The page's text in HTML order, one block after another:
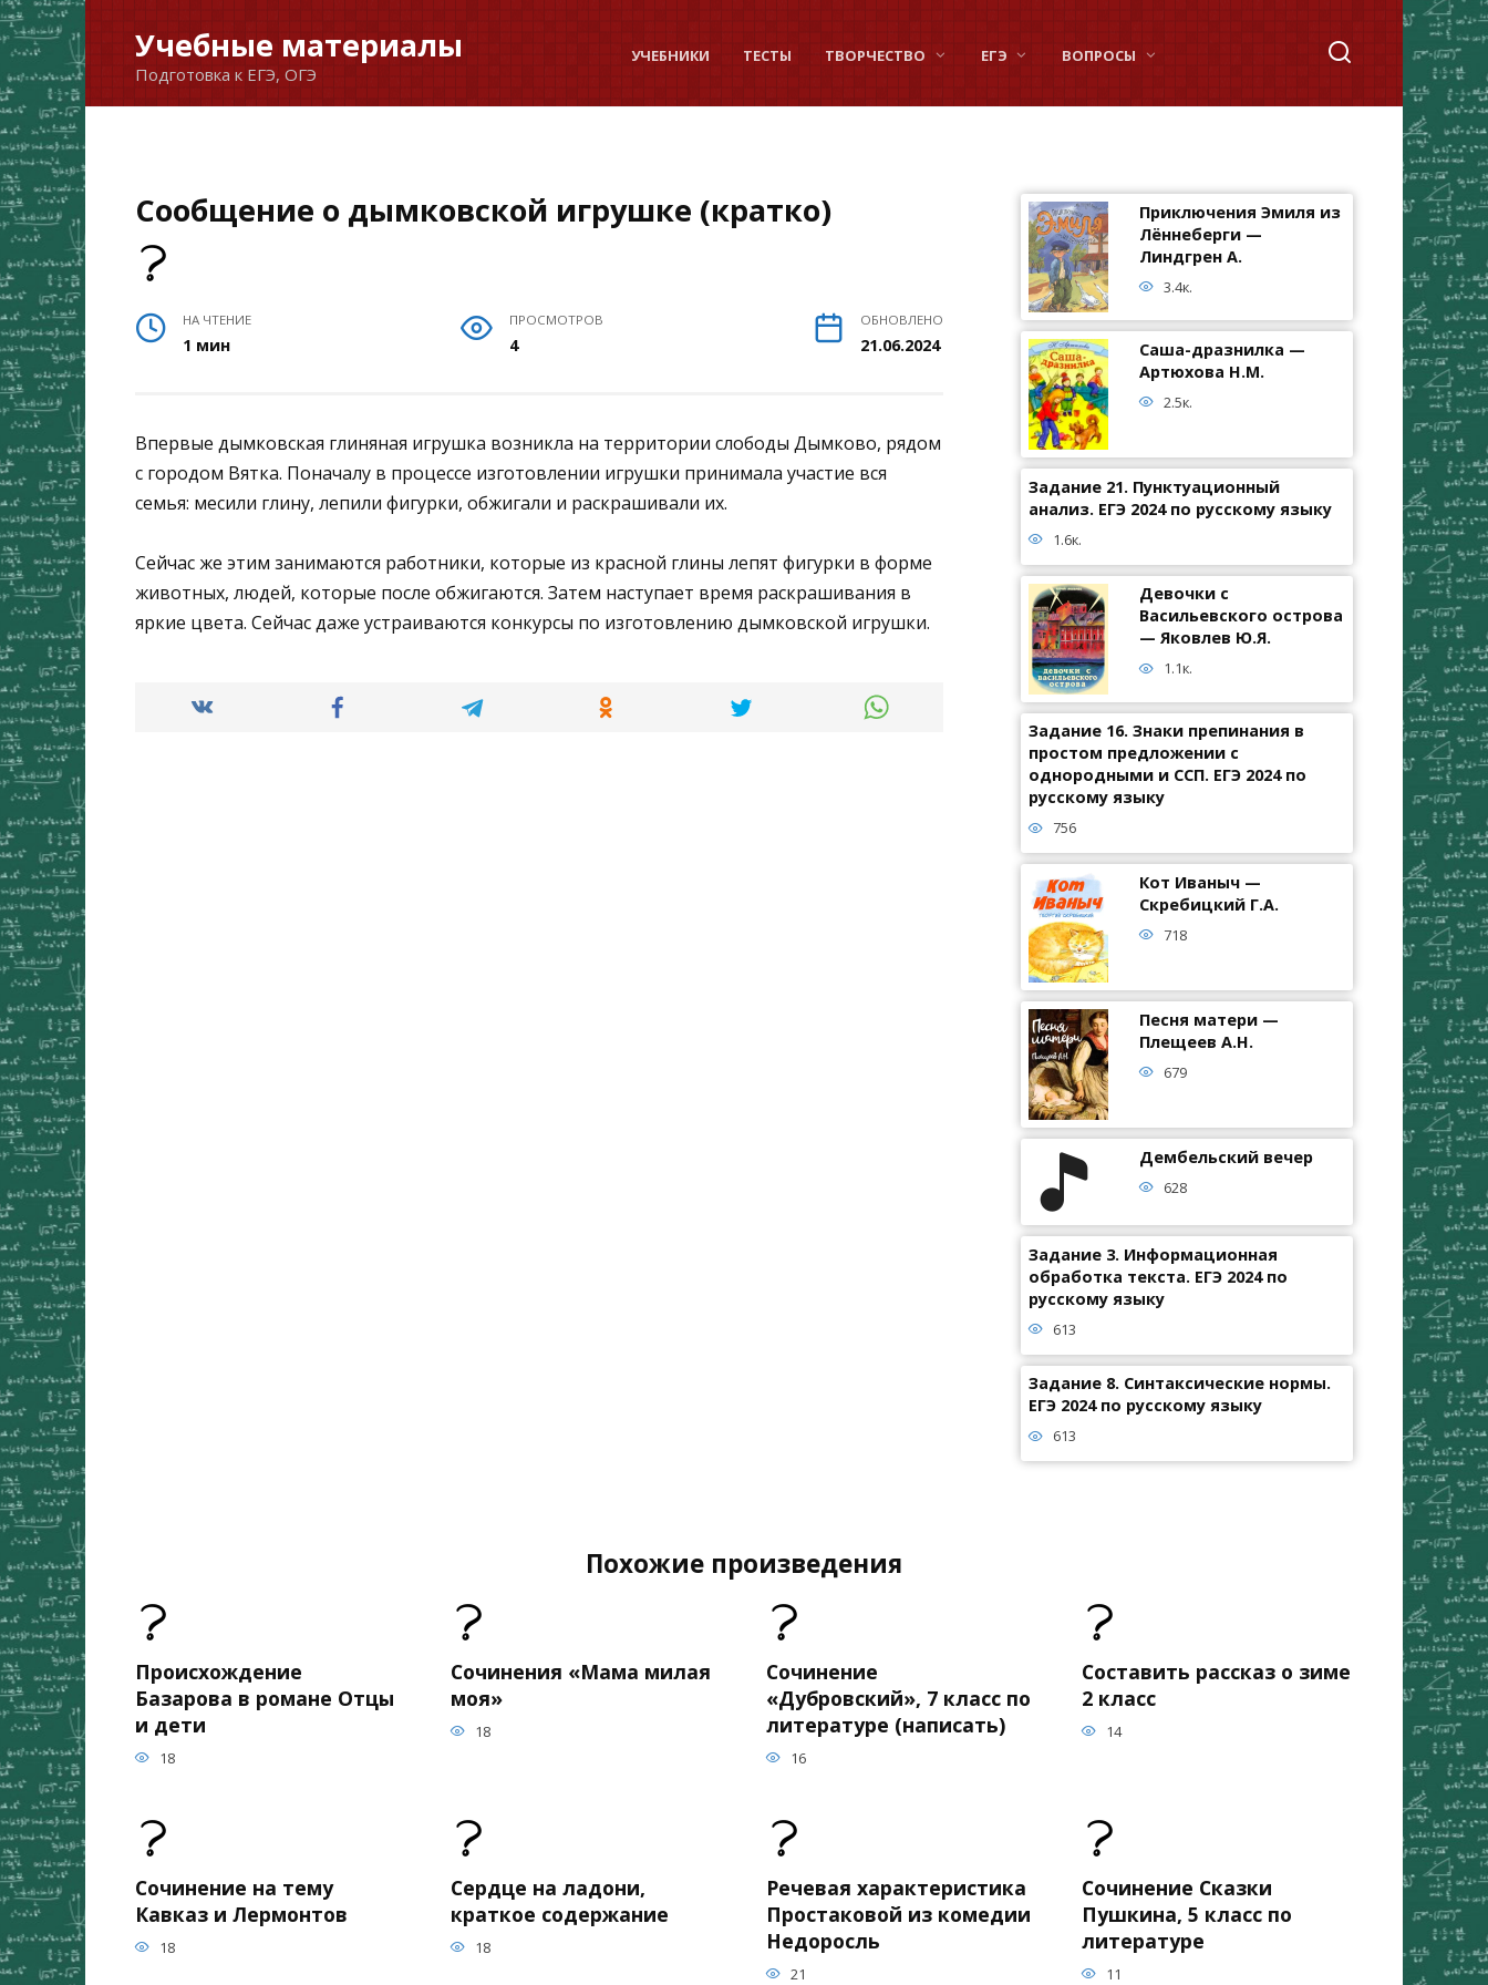
Перейти
к
содержанию
Учебные материалы
Подготовка к ЕГЭ, ОГЭ
УЧЕБНИКИ ТЕСТЫ ТВОРЧЕСТВО ЕГЭ ВОПРОСЫ
Сообщение о дымковской игрушке (кратко)
НА ЧТЕНИЕ
1 мин
ПРОСМОТРОВ
4
ОБНОВЛЕНО
21.06.2024
Впервые дымковская глиняная игрушка возникла на территории слободы Дымково, рядом
с городом Вятка. Поначалу в процессе изготовлении игрушки принимала участие вся
семья: месили глину, лепили фигурки, обжигали и раскрашивали их.
Сейчас же этим занимаются работники, которые из красной глины лепят фигурки в форме
животных, людей, которые после обжигаются. Затем наступает время раскрашивания в
яркие цвета. Сейчас даже устраиваются конкурсы по изготовлению дымковской игрушки.
Приключения Эмиля из
Лённеберги —
Линдгрен А.
3.4к.
Саша-дразнилка —
Артюхова Н.М.
2.5к.
Задание 21. Пунктуационный
анализ. ЕГЭ 2024 по русскому языку
1.6к.
Девочки с
Васильевского острова
— Яковлев Ю.Я.
1.1к.
Задание 16. Знаки препинания в
простом предложении с
однородными и ССП. ЕГЭ 2024 по
русскому языку
756
Кот Иваныч —
Скребицкий Г.А.
718
Песня матери —
Плещеев А.Н.
679
Дембельский вечер
628
Задание 3. Информационная
обработка текста. ЕГЭ 2024 по
русскому языку
613
Задание 8. Синтаксические нормы.
ЕГЭ 2024 по русскому языку
613
Похожие произведения
Происхождение
Базарова в романе Отцы
и дети
18
Сочинения «Мама милая
моя»
18
Сочинение
«Дубровский», 7 класс по
литературе (написать)
16
Составить рассказ о зиме
2 класс
14
Сочинение на тему
Кавказ и Лермонтов
18
Сердце на ладони,
краткое содержание
18
Речевая характеристика
Простаковой из комедии
Недоросль
21
Сочинение Сказки
Пушкина, 5 класс по
литературе
11